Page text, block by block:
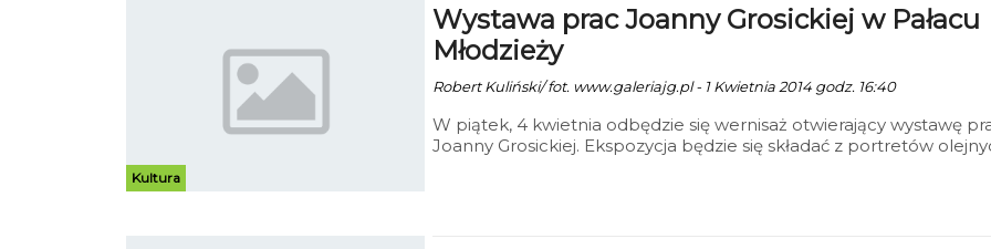
Kultura
Wystawa prac Joanny Grosickiej w Pałacu
Młodzieży
Robert Kuliński/ fot. www.galeriajg.pl - 1 Kwietnia 2014 godz. 16:40
W piątek, 4 kwietnia odbędzie się wernisaż otwierający wystawę
Joanny Grosickiej. Ekspozycja będzie się składać z portretów